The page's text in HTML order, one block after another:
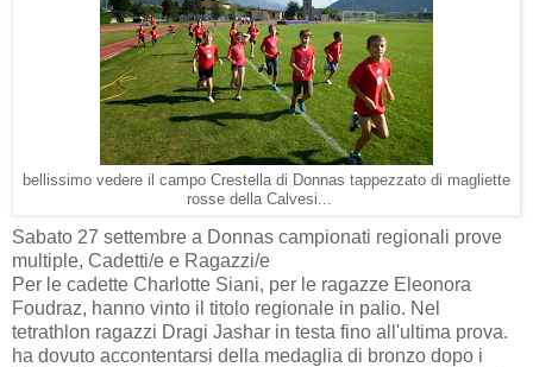
bellissimo vedere il campo Crestella di Donnas tappezzato di magliette
rosse della Calvesi...
Sabato 27 settembre a Donnas campionati regionali prove
multiple, Cadetti/e e Ragazzi/e
Per le cadette Charlotte Siani, per le ragazze Eleonora
Foudraz, hanno vinto il titolo regionale in palio. Nel
tetrathlon ragazzi Dragi Jashar in testa fino all'ultima prova.
ha dovuto accontentarsi della medaglia di bronzo dopo i